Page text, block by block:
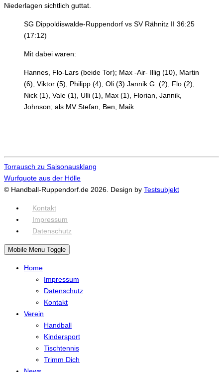
Niederlagen sichtlich guttat.
SG Dippoldiswalde-Ruppendorf vs SV Rähnitz II 36:25
(17:12)
Mit dabei waren:
Hannes, Flo-Lars (beide Tor); Max -Air- Illig (10), Martin
(6), Viktor (5), Philipp (4), Oli (3) Jannik G. (2), Flo (2),
Nick (1), Vale (1), Ulli (1), Max (1), Florian, Jannik,
Johnson; als MV Stefan, Ben, Maik
Torrausch zu Saisonausklang
Wurfquote aus der Hölle
© Handball-Ruppendorf.de 2026. Design by Testsubjekt
Kontakt
Impressum
Datenschutz
Mobile Menu Toggle
Home
Impressum
Datenschutz
Kontakt
Verein
Handball
Kindersport
Tischtennis
Trimm Dich